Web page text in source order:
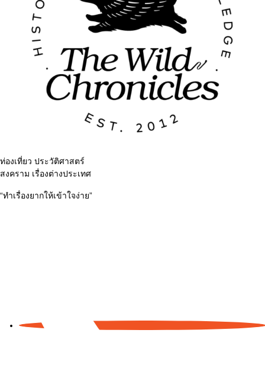
ท่องเที่ยว ประวัติศาสตร์
สงคราม เรื่องต่างประเทศ
“ทำเรื่องยากให้เข้าใจง่าย”